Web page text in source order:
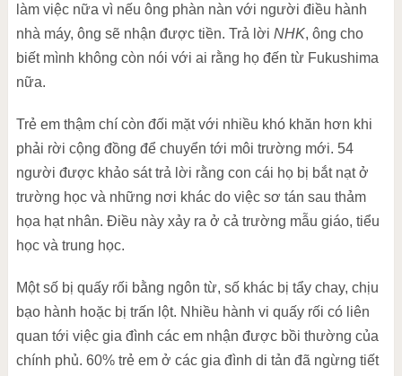
làm việc nữa vì nếu ông phàn nàn với người điều hành
nhà máy, ông sẽ nhận được tiền. Trả lời NHK, ông cho
biết mình không còn nói với ai rằng họ đến từ Fukushima
nữa.
Trẻ em thậm chí còn đối mặt với nhiều khó khăn hơn khi
phải rời cộng đồng để chuyển tới môi trường mới. 54
người được khảo sát trả lời rằng con cái họ bị bắt nạt ở
trường học và những nơi khác do việc sơ tán sau thảm
họa hạt nhân. Điều này xảy ra ở cả trường mẫu giáo, tiểu
học và trung học.
Một số bị quấy rối bằng ngôn từ, số khác bị tẩy chay, chịu
bạo hành hoặc bị trấn lột. Nhiều hành vi quấy rối có liên
quan tới việc gia đình các em nhận được bồi thường của
chính phủ. 60% trẻ em ở các gia đình di tản đã ngừng tiết